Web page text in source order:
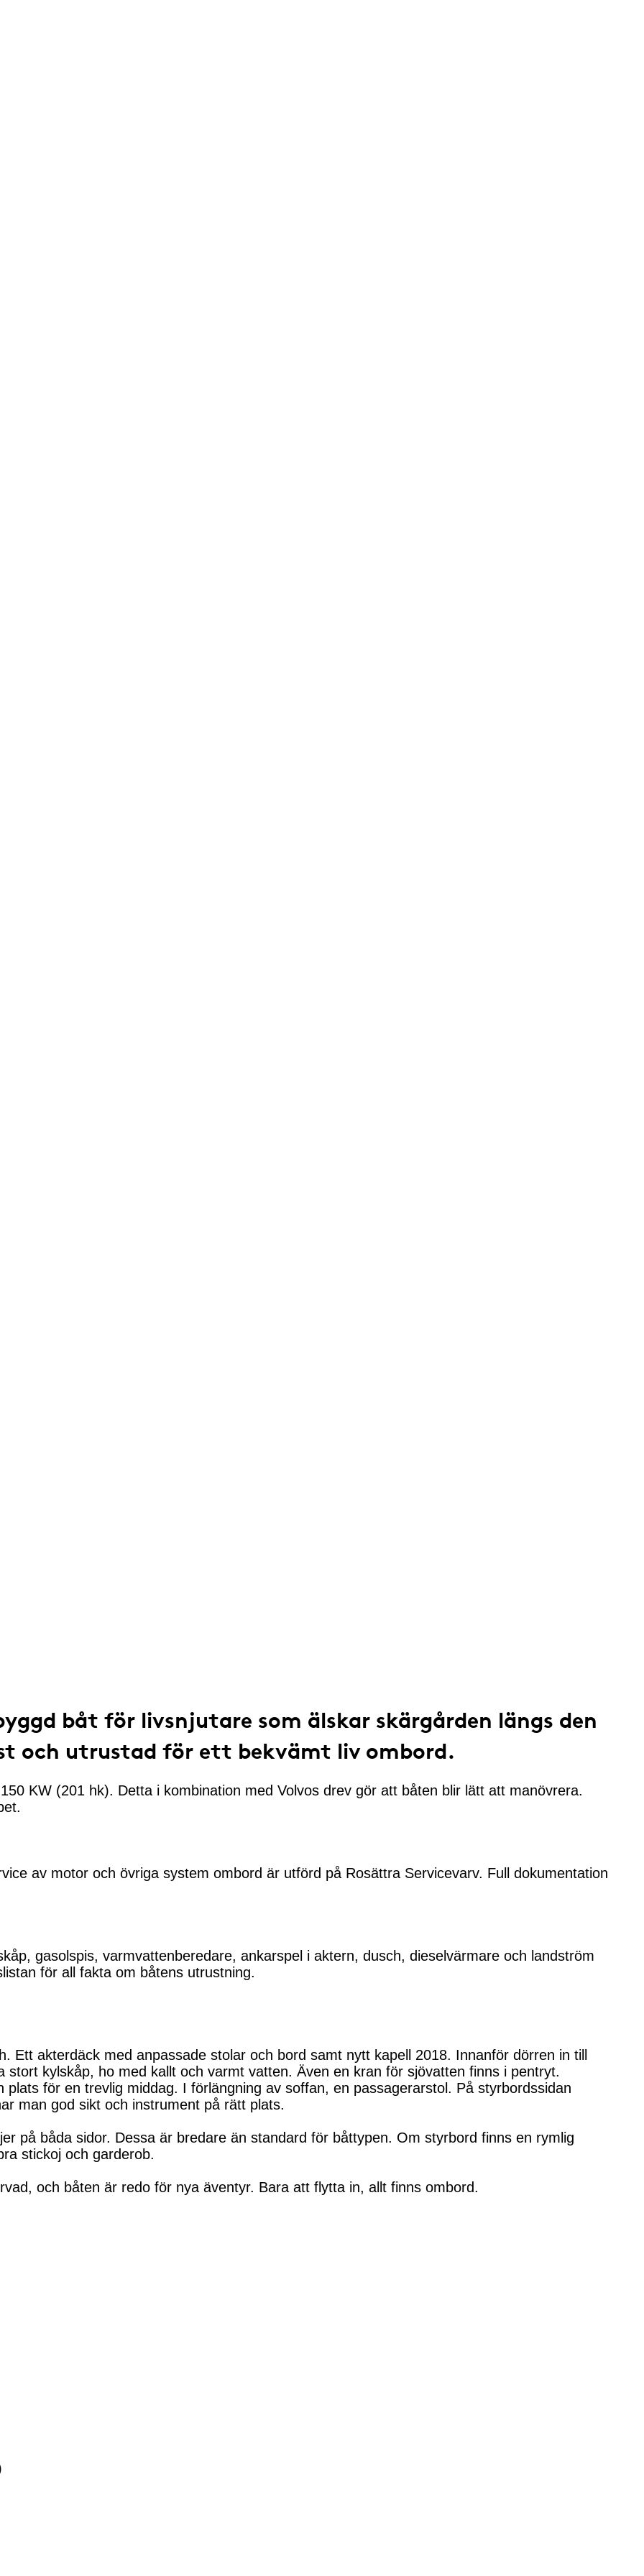
båt för livsnjutare som älskar skärgården längs den
och utrustad för ett bekvämt liv ombord.
KW (201 hk). Detta i kombination med Volvos drev gör att båten blir lätt att manövrera.
av motor och övriga system ombord är utförd på Rosättra Servicevarv. Full dokumentation
gasolspis, varmvattenberedare, ankarspel i aktern, dusch, dieselvärmare och landström
för all fakta om båtens utrustning.
Ett akterdäck med anpassade stolar och bord samt nytt kapell 2018. Innanför dörren in till
stort kylskåp, ho med kallt och varmt vatten. Även en kran för sjövatten finns i pentryt.
för en trevlig middag. I förlängning av soffan, en passagerarstol. På styrbordssidan
man god sikt och instrument på rätt plats.
på båda sidor. Dessa är bredare än standard för båttypen. Om styrbord finns en rymlig
stickoj och garderob.
och båten är redo för nya äventyr. Bara att flytta in, allt finns ombord.